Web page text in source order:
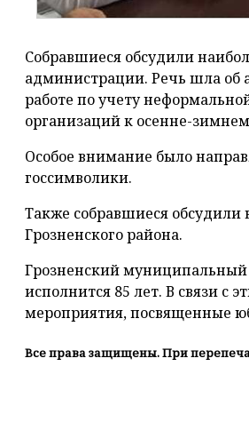
Собравшиеся обсудили
администрации. Речь шла об
работе по учету
организаций к осенне-
Особое внимание было
госсимволики.
Также собравшиеся
Грозненского района.
Грозненский муниципальный
исполнится 85 лет. В связи
мероприятия, посвященные
Все права защищены. При